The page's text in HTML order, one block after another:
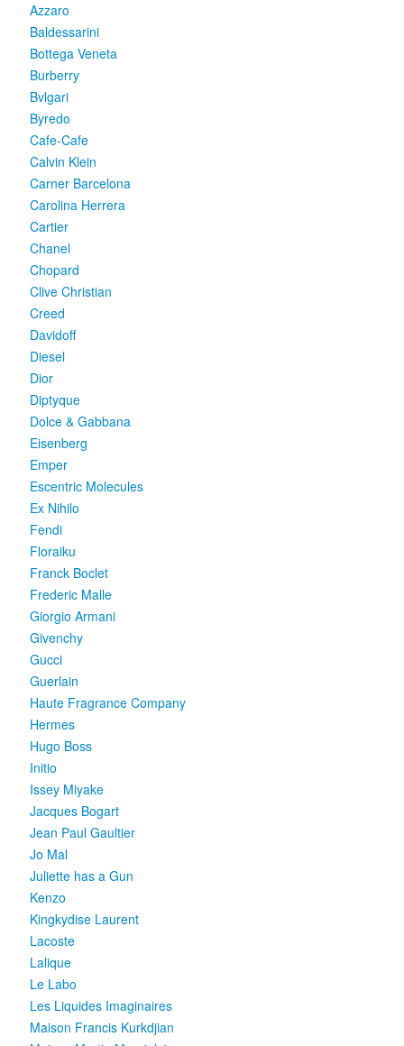
Azzaro
Baldessarini
Bottega Veneta
Burberry
Bvlgari
Byredo
Cafe-Cafe
Calvin Klein
Carner Barcelona
Carolina Herrera
Cartier
Chanel
Chopard
Clive Christian
Creed
Davidoff
Diesel
Dior
Diptyque
Dolce & Gabbana
Eisenberg
Emper
Escentric Molecules
Ex Nihilo
Fendi
Floraiku
Franck Boclet
Frederic Malle
Giorgio Armani
Givenchy
Gucci
Guerlain
Haute Fragrance Company
Hermes
Hugo Boss
Initio
Issey Miyake
Jacques Bogart
Jean Paul Gaultier
Jo Mal
Juliette has a Gun
Kenzo
Kingkydise Laurent
Lacoste
Lalique
Le Labo
Les Liquides Imaginaires
Maison Francis Kurkdjian